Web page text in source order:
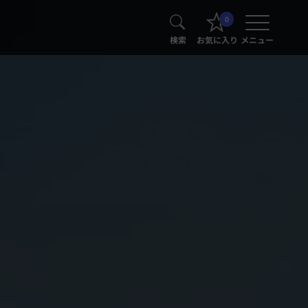
検索
0
お気に入り メニュー